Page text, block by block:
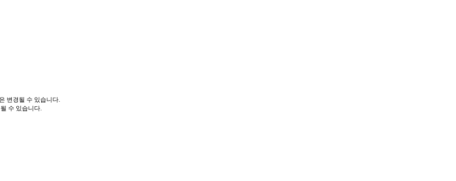
변경될 수 있습니다.
수 있습니다.